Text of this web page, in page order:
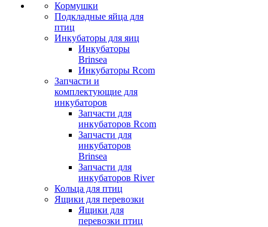
Кормушки
Подкладные яйца для
птиц
Инкубаторы для яиц
Инкубаторы
Brinsea
Инкубаторы Rcom
Запчасти и
комплектующие для
инкубаторов
Запчасти для
инкубаторов Rcom
Запчасти для
инкубаторов
Brinsea
Запчасти для
инкубаторов River
Кольца для птиц
Ящики для перевозки
Ящики для
перевозки птиц